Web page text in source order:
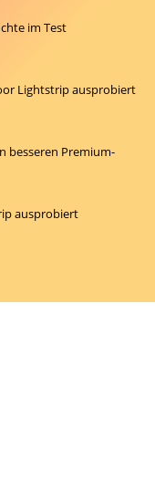
im Test
Lightstrip ausprobiert
besseren Premium-
ausprobiert